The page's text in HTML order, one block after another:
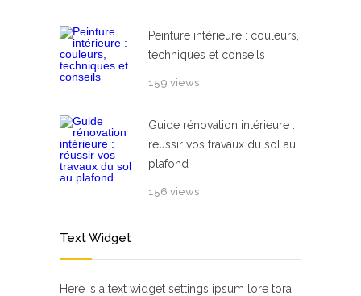
Peinture intérieure : couleurs,
techniques et conseils
159 views
Guide rénovation intérieure :
réussir vos travaux du sol au
plafond
156 views
Text Widget
Here is a text widget settings ipsum lore tora